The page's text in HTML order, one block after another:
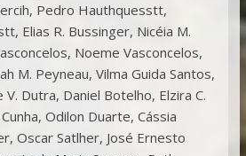
Pedro Hauthquesstt,
Elias R. Bussinger, Nicéia M.
Noeme Vasconcelos,
M. Peyneau, Vilma Guida Santos,
Dutra, Daniel Botelho, Elzira C.
Odilon Duarte, Cássia
Oscar Satlher, José Ernesto